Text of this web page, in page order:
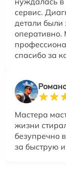
сервис.
детали были
оперативно.
спасибо за
Мастера
жизни
безупречно
за быструю